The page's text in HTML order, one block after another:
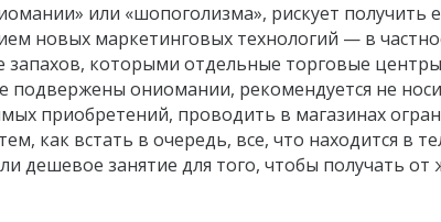
или «шопоголизма», рискует получить
новых маркетинговых технологий — в
которыми отдельные торговые центры
ониомании, рекомендуется не
приобретений, проводить в магазинах
как встать в очередь, все, что находится в
дешевое занятие для того, чтобы получать от